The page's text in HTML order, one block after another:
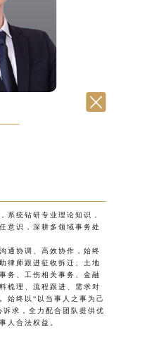
系统钻研专业理论知识，
意识，深耕多领域事务处
通协调、高效协作，始终
律师跟进征收拆迁、土地
务、工伤相关事务、金融
梳理、流程跟进、需求对
始终以“以当事人之事为己
求，全力配合团队提供优
人合法权益。